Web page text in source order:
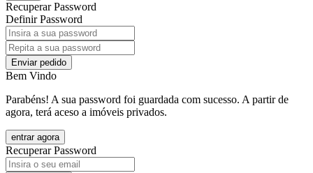
Recuperar Password
Definir Password
Enviar pedido
Bem Vindo
Parabéns! A sua password foi guardada com sucesso. A partir de
agora, terá aceso a imóveis privados.
entrar agora
Recuperar Password